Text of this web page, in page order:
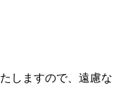
しますので、遠慮な